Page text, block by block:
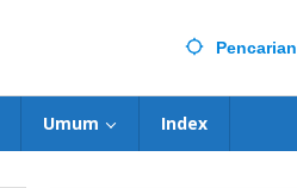
Pencarian
Umum Index